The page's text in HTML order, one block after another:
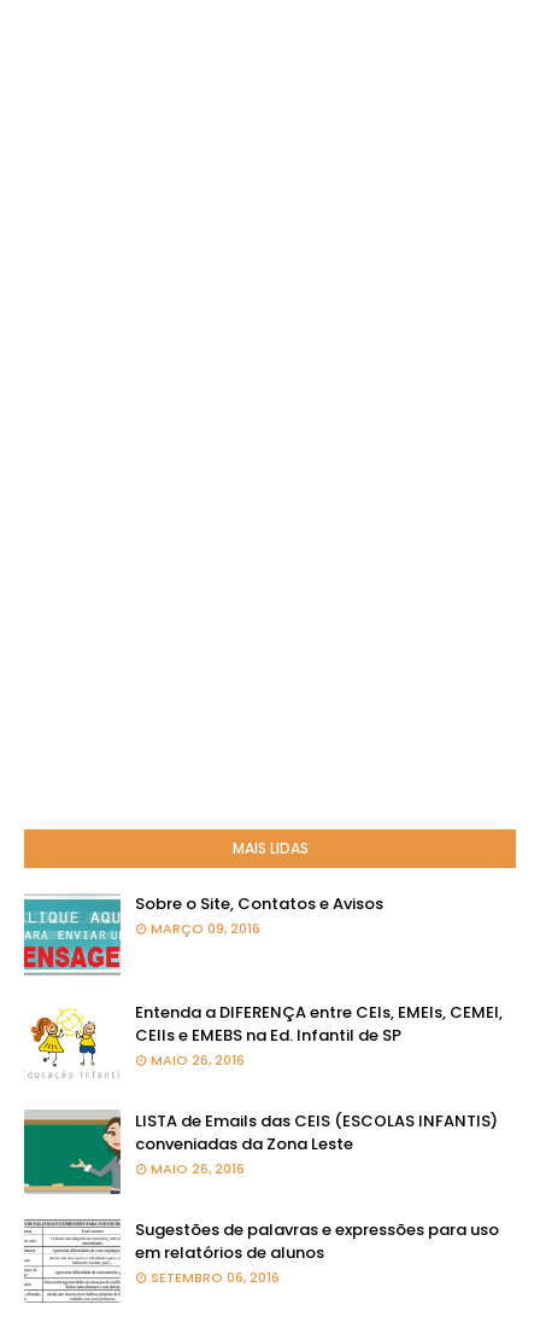
MAIS LIDAS
Sobre o Site, Contatos e Avisos
MARÇO 09, 2016
Entenda a DIFERENÇA entre CEIs, EMEIs, CEMEI,
CEIIs e EMEBS na Ed. Infantil de SP
MAIO 26, 2016
LISTA de Emails das CEIS (ESCOLAS INFANTIS)
conveniadas da Zona Leste
MAIO 26, 2016
Sugestões de palavras e expressões para uso
em relatórios de alunos
SETEMBRO 06, 2016